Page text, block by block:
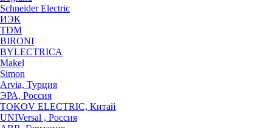
Schneider Electric
ИЭК
TDM
BIRONI
BYLECTRICA
Makel
Simon
Arvia, Турция
ЭРА, Россия
TOKOV ELECTRIC, Китай
UNIVersal , Россия